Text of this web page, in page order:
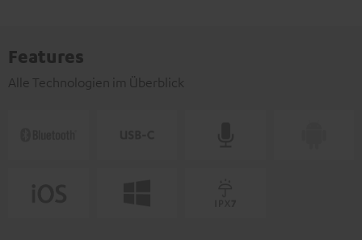
Features
Alle Technologien im Überblick